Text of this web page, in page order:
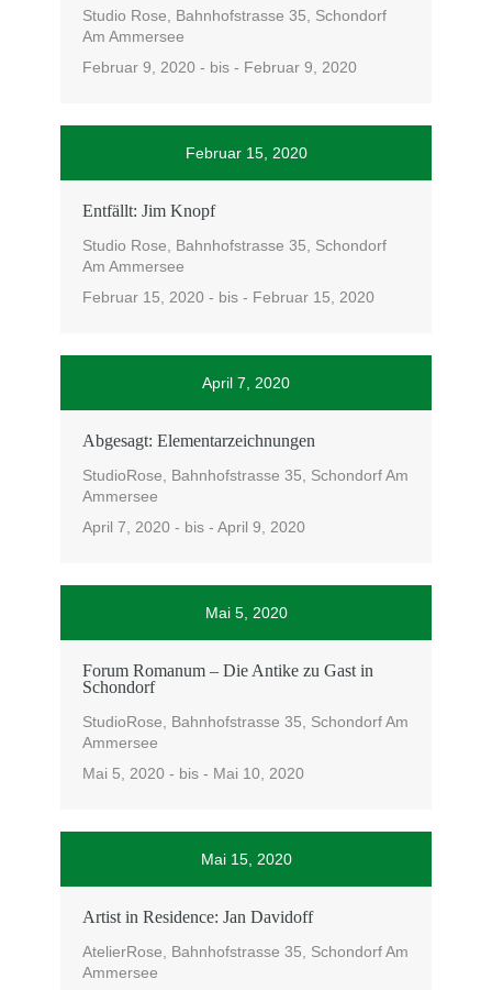
Studio Rose, Bahnhofstrasse 35, Schondorf
Am Ammersee
Februar 9, 2020 - bis - Februar 9, 2020
Februar 15, 2020
Entfällt: Jim Knopf
Studio Rose, Bahnhofstrasse 35, Schondorf
Am Ammersee
Februar 15, 2020 - bis - Februar 15, 2020
April 7, 2020
Abgesagt: Elementarzeichnungen
StudioRose, Bahnhofstrasse 35, Schondorf Am
Ammersee
April 7, 2020 - bis - April 9, 2020
Mai 5, 2020
Forum Romanum – Die Antike zu Gast in
Schondorf
StudioRose, Bahnhofstrasse 35, Schondorf Am
Ammersee
Mai 5, 2020 - bis - Mai 10, 2020
Mai 15, 2020
Artist in Residence: Jan Davidoff
AtelierRose, Bahnhofstrasse 35, Schondorf Am
Ammersee